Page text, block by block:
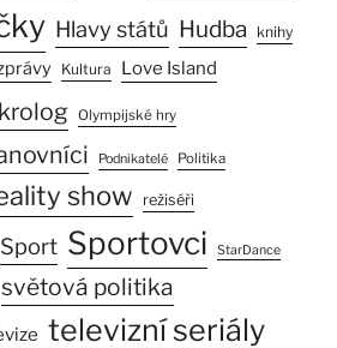
Hlavy států Hudba knihy
Kultura Love Island
Olympijské hry
Podnikatelé Politika
show režiséři
Sport Sportovci StarDance
světová politika
televizní seriály